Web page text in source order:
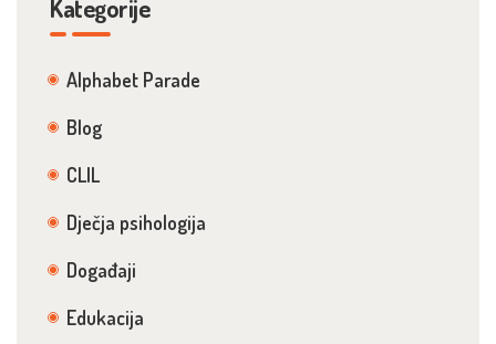
Kategorije
Alphabet Parade
Blog
CLIL
Dječja psihologija
Događaji
Edukacija